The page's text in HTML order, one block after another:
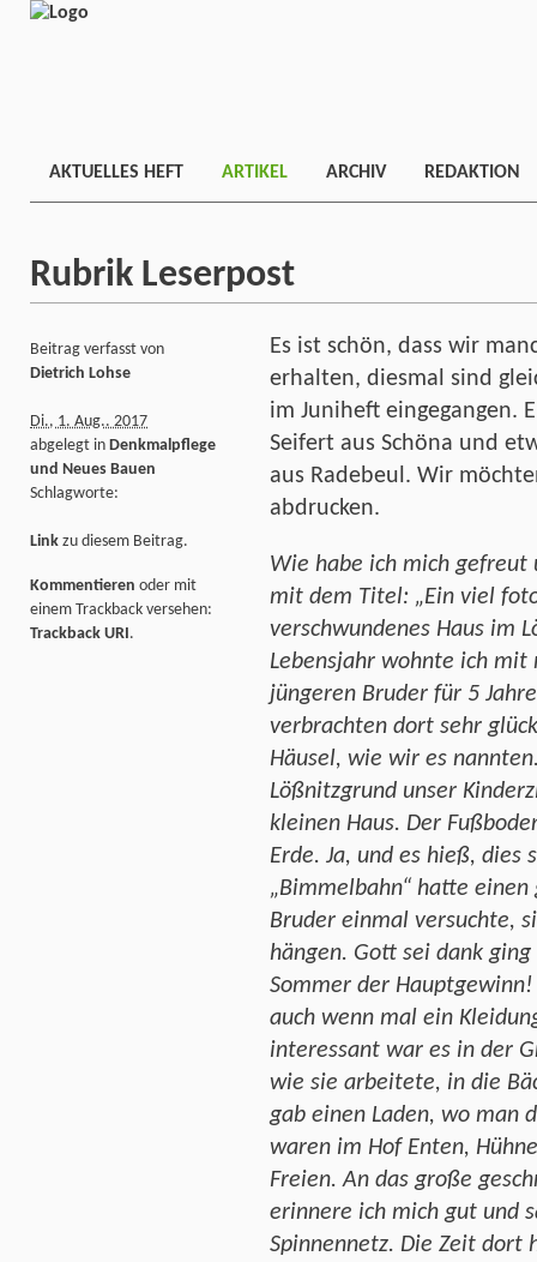
AKTUELLES HEFT ARTIKEL ARCHIV REDAKTION
Rubrik Leserpost
Es ist schön, dass wir
erhalten, diesmal sind
im Juniheft eingegangen.
Seifert aus Schöna und
aus Radebeul. Wir
abdrucken.
Wie habe ich mich gefreut
mit dem Titel: „Ein viel
verschwundenes Haus im
Lebensjahr wohnte ich
jüngeren Bruder für 5
verbrachten dort sehr
Häusel, wie wir es
Lößnitzgrund unser
kleinen Haus. Der
Erde. Ja, und es hieß, dies
„Bimmelbahn“ hatte
Bruder einmal versuchte,
hängen. Gott sei dank
Sommer der
auch wenn mal ein
interessant war es in der
wie sie arbeitete, in die
gab einen Laden, wo man
waren im Hof Enten,
Freien. An das große
erinnere ich mich gut und
Spinnennetz. Die Zeit dort
Beitrag verfasst von
Dietrich Lohse
Di., 1. Aug.. 2017
abgelegt in Denkmalpflege
und Neues Bauen
Schlagworte:
Link zu diesem Beitrag.
Kommentieren oder mit
einem Trackback versehen:
Trackback URI.